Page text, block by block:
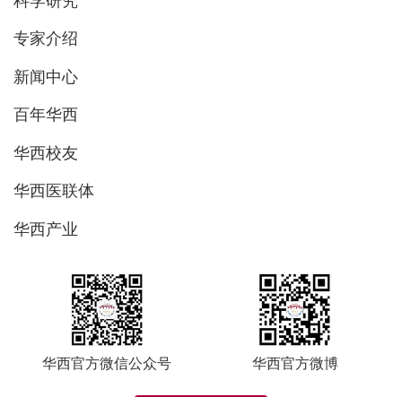
专家介绍
新闻中心
百年华西
华西校友
华西医联体
华西产业
华西官方微信公众号 华西官方微博